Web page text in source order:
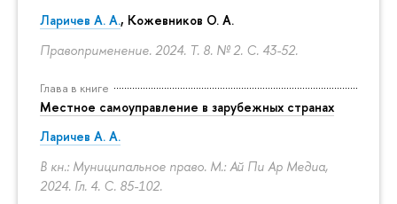
Ларичев А. А., Кожевников О. А.
Правоприменение. 2024. Т. 8. № 2. С. 43-52.
Глава в книге
Местное самоуправление в зарубежных странах
Ларичев А. А.
В кн.: Муниципальное право. М.: Ай Пи Ар Медиа,
2024. Гл. 4. С. 85-102.